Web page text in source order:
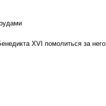
XVI помолиться за него